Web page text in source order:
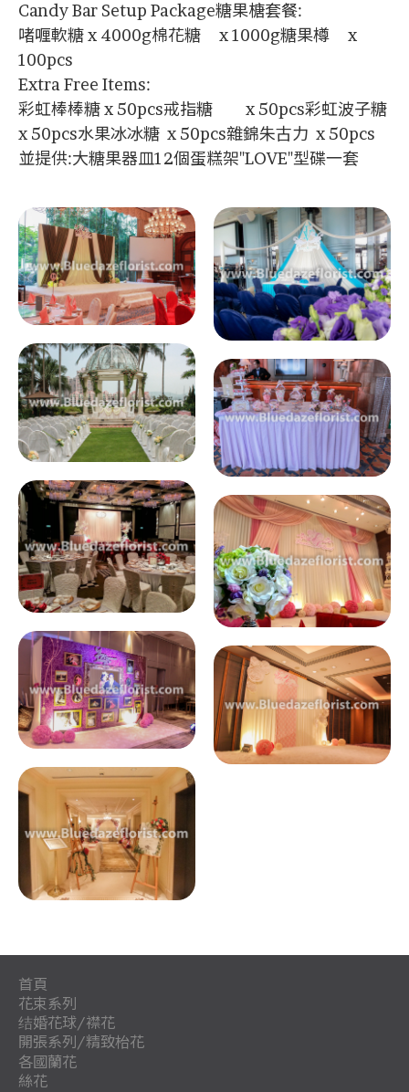
Candy Bar Setup Package糖果榶套餐:
啫喱軟糖 x 4000g棉花糖 x 1000g糖果樽 x
100pcs
Extra Free Items:
彩虹棒棒糖 x 50pcs戒指糖 x 50pcs彩虹波子糖
x 50pcs水果冰冰糖 x 50pcs雜錦朱古力 x 50pcs
並提供:大糖果器皿12個蛋糕架"LOVE"型碟一套
首頁
花束系列
结婚花球/襟花
新
娘
兄
開張系列/精致枱花
各國蘭花
絲花